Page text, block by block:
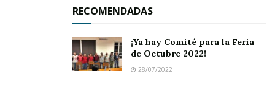
caso, pero se desconoce si lo hizo o no.
RECOMENDADAS
¡Ya hay Comité para la Feria
de Octubre 2022!
28/07/2022